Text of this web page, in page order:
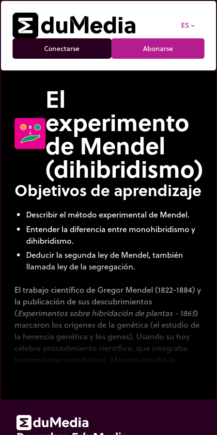
ES expand_more
Conectarse Abonarse
El
experimento
de Mendel
(dihibridismo)
Objetivos de aprendizaje
Describir el método experimental de Mendel.
Entender la diferencia entre monohibridismo y
dihibridismo.
Deducir la segunda ley de Mendel, también
llamada ley de la segregación.
El trabajo científico de Gregor Mendel (1822-1884) y
la publicación de sus descubrimientos
(Experimentos sobre hibridación de plantas - 1865)
marcaron los orígenes de la genética (el estudio de
la herencia genética y los genes). Usando su hoy
célebre procedimiento científico, que integraba
herramientas estadísticas, Mendel estudió la
experimento sobre dihibridismo. Luego de estudiar
la descendencia de una generación P que poseía un